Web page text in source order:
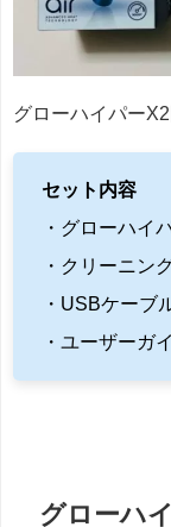
グローハイパー
セット内容
・グローハイ
・クリーニン
・USBケーブ
・ユーザーガ
グローハ